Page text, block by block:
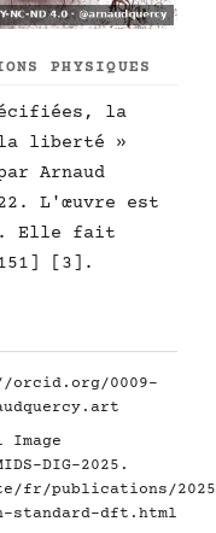
PHYSIQUES
la
la liberté »
Arnaud
L'œuvre est
. Elle fait
[3].
orcid.org/0009-
DIG-2025.
publications/2025/
standard-dft.html